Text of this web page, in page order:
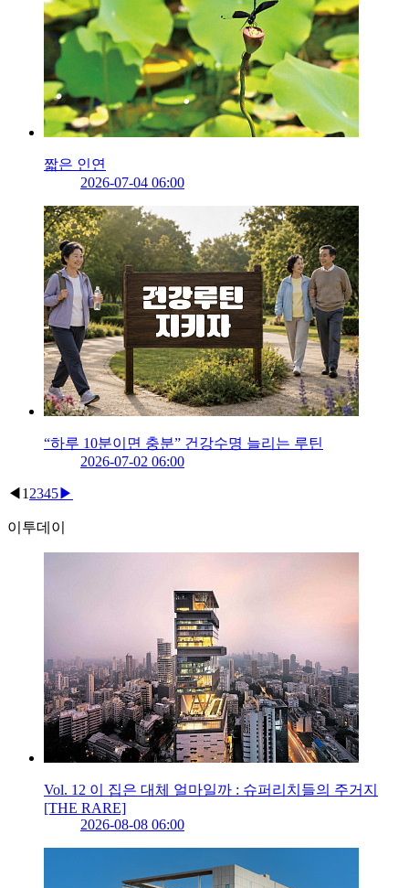
짧은 인연
2026-07-04 06:00
“하루 10분이면 충분” 건강수명 늘리는 루틴
2026-07-02 06:00
◀ 1 2345▶
이투데이
Vol. 12 이 집은 대체 얼마일까 : 슈퍼리치들의 주거지
[THE RARE]
2026-08-08 06:00